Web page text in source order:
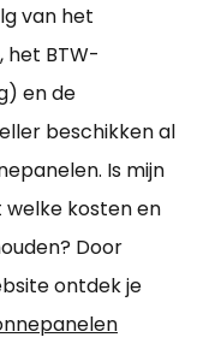
van het
het BTW-
en de
beschikken al
Is mijn
kosten en
Door
ontdek je